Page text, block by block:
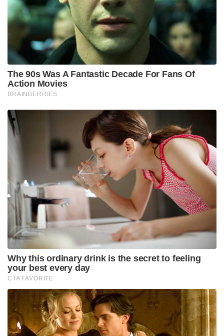
പോലും നന്നായി കഴിയാറില്ല. പിന്നെയാണോ
മതതീവ്രവാദികൾക്ക് ? ആളുകളെ കൊല്ലാൻ
ആസൂത്രണം ചെയ്യുന്നതു പോലെ എളുപ്പമല്ലല്ലോ
കുടുക്കാനുള്ള ആസൂത്രണം. അതും ഇത്തരമൊരു
കേസിൽ.
മറ്റെല്ലാം മാറ്റിനിർത്തി ചില കാര്യങ്ങൾ
ഗൗരവമായിത്തന്നെ ഒന്ന് ചിന്തിക്കേണ്ടതുണ്ട് . അതിൽ
കുട്ടി പീഡിപ്പിക്കപ്പെട്ടിട്ടുണ്ടെങ്കിൽ അത് ചെയ്തത്
പദ്മരാജൻ മാഷ് അല്ലായെങ്കിൽ യഥാർത്ഥ കുറ്റവാളി
ആരാണെന്ന് കണ്ടുപിടിക്കണം. അത് കണ്ടു
പിടിക്കുമ്പോൾ പദ്മരാജൻ മാഷിനെ നീചമായി
കുടുക്കാൻ ശ്രമിച്ചതിന്റെ പിന്നിൽ ആരെന്ന് തെളിയും.
അതോടൊപ്പം പദ്മരാജൻ മാഷിനെ മാത്രമല്ല
അദ്ദേഹത്തിന്റെ സുഹൃത്തും സംഘടനാ നേതാവുമായ
മറ്റൊരാളെക്കൂടി കുടുക്കാനുള്ള ശ്രമം. അതിൽ
ക്ഷേത്രത്തെ പരാമർശിച്ച് കത്വ മോഡലിൽ കലാപം
ഉണ്ടാക്കാനുള്ള ശ്രമം. ഒരു പിഞ്ചു കുഞ്ഞിനെ
ഉപയോഗിച്ച് യാതൊരു തെറ്റും ചെയ്യാത്തവരെ
പീഡനക്കേസിൽ കുടുക്കാനുള്ള ശ്രമം – ഇതെല്ലാം
ഗൗരവതരമായ കാര്യങ്ങളാണ്.
സാഹചര്യ തെളിവുകൾ അനുസരിച്ച് പദ്മരാജൻ മാഷ്
നിരപരാധിയാണ്. അന്വേഷണത്തിനു ശേഷം അത്
തെളിയുകയാണെങ്കിൽ എത്രത്തോളം ഹീനവും